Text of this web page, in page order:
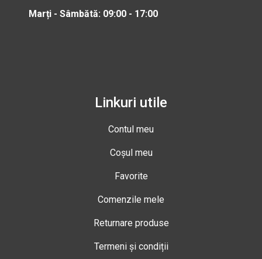
Marți - Sâmbătă: 09:00 - 17:00
Linkuri utile
Contul meu
Coșul meu
Favorite
Comenzile mele
Returnare produse
Termeni și condiții